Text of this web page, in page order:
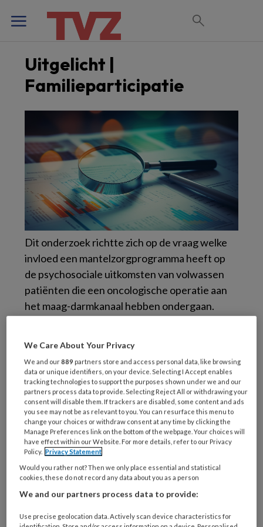
Uitgelicht |
Familieparticipatie
Dit onderzoek richtte zich op de vraag welke
invloed een mantelzorgprogramma heeft op
de psychosociale uitkomsten van volwassen
patiënten die een oncologische operatie aan
het maag-darmkanaal hebben ondergaan.
TvZ - Next level verpleegkunde
TvZ belicht de verpleegkundige praktijk én
wetenschap. De diepgaande en
wetenschappelijke artikelen gaan over
onderzoek, opinie, beleid en management. Met
TvZ houd je je kennis op niveau en heb je een
overstijgende blik op het vak.
Abonneren
We Care About Your Privacy
We and our889 partners store and access personal data, like browsing
data or unique identifiers, on your device. Selecting I Accept enables
tracking technologies to support the purposes shown under we and our
partners process data to provide. Selecting Reject All or withdrawing your
consent will disable them. If trackers are disabled, some content and ads
you see may not be as relevant to you. You can resurface this menu to
change your choices or withdraw consent at any time by clicking the
Manage Preferences link on the bottom of the webpage. Your choices will
have effect within our Website. For more details, refer to our Privacy
Policy. Privacy Statement
Would you rather not? Then we only place essential and statistical
cookies, these do not record any data about you as a person
We and our partners process data to provide:
Use precise geolocation data. Actively scan device characteristics for